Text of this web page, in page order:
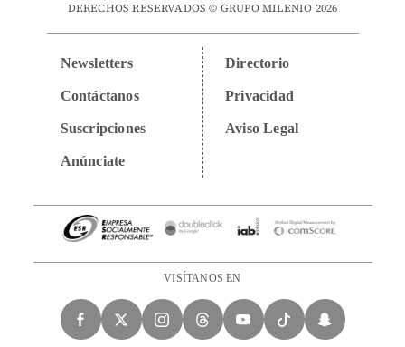
DERECHOS RESERVADOS © GRUPO MILENIO 2026
Newsletters
Contáctanos
Suscripciones
Anúnciate
Directorio
Privacidad
Aviso Legal
VISÍTANOS EN